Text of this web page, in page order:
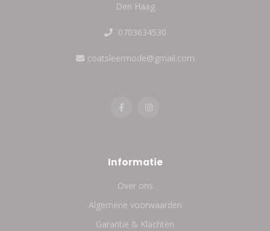
Den Haag
0703634530
coatsleermode@gmail.com
Informatie
Over ons
Algemene voorwaarden
Garantie & Klachten